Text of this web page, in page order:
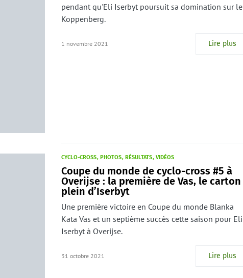
pendant qu'Eli Iserbyt poursuit sa domination sur le
Koppenberg.
1 novembre 2021 Lire plus
CYCLO-CROSS PHOTOS RÉSULTATS VIDÉOS
Coupe du monde de cyclo-cross #5 à
Overijse : la première de Vas, le carton
plein d’Iserbyt
Une première victoire en Coupe du monde Blanka
Kata Vas et un septième succès cette saison pour Eli
Iserbyt à Overijse.
31 octobre 2021 Lire plus